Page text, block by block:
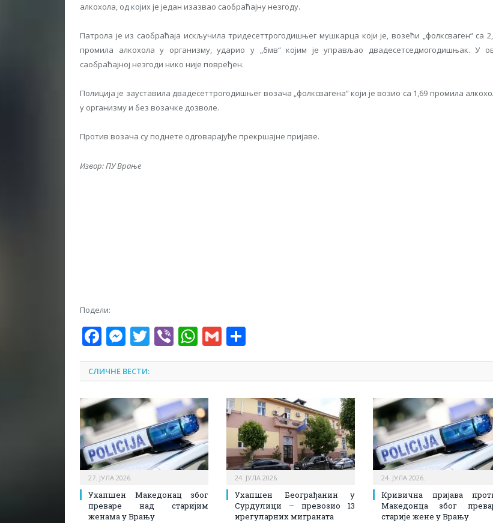
алкохола, од којих је један изазвао саобраћајну незгоду.
Патрола је из саобраћаја искључила тридесеттрогодишњег мушкарца који је, возећи „фолксваген“ са
промила алкохола у организму, ударио у „бмв“ којим је управљао двадесетседмогодишњак. У
саобраћајној незгоди нико није повређен.
Полиција је зауставила двадесеттрогодишњег возача „фолксвагена“ који је возио са 1,69 промила
у организму и без возачке дозволе.
Против возача су поднете одговарајуће прекршајне пријаве.
Извор: ПУ Врање
Подели:
Facebook
Messenger
Twitter
ViberWhatsApp
Gmail
СЛИЧНЕ ВЕСТИ:
27. ЈУЛА 2026.
Ухапшен Македонац због
преваре над старијим
женама у Врању
24. ЈУЛА 2026.
Ухапшен Београђанин у
Сурдулици – превозио 13
ирегуларних миграната
24. ЈУЛА 2026.
Кривична пријава
Македонца због
старије жене у Врању